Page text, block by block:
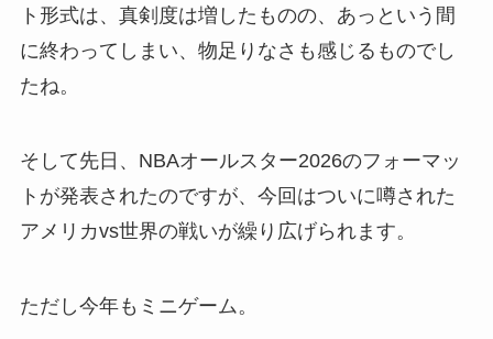
ト形式は、真剣度は増したものの、あっという間
に終わってしまい、物足りなさも感じるものでし
たね。
そして先日、NBAオールスター2026のフォーマッ
トが発表されたのですが、今回はついに噂された
アメリカvs世界の戦いが繰り広げられます。
ただし今年もミニゲーム。